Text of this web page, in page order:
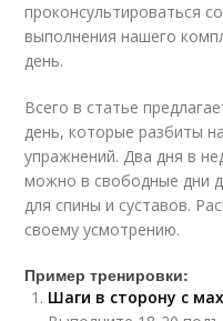
проконсультироваться
выполнения нашего
день.
Всего в статье
день, которые разбиты
упражнений. Два дня в
можно в свободные дни
для спины и суставов.
своему усмотрению.
Пример тренировки:
Шаги в сторону с